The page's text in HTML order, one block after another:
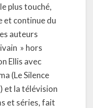
plus touché,
et continue du
auteurs
» hors
Ellis avec
(Le Silence
et la télévision
et séries, fait